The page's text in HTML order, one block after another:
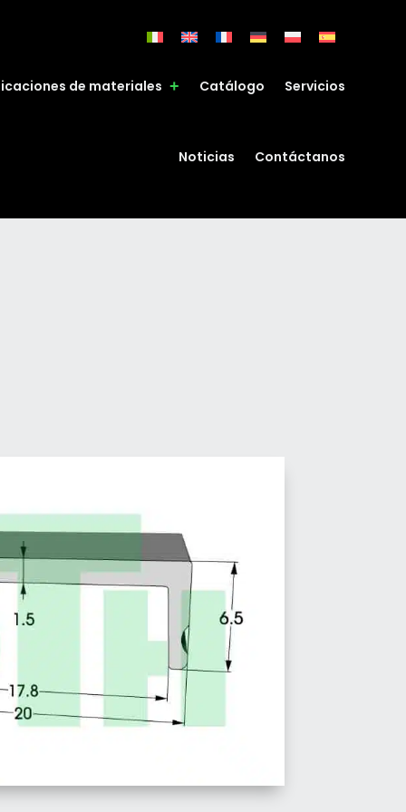
de materiales Catálogo Servicios
Noticias Contáctanos